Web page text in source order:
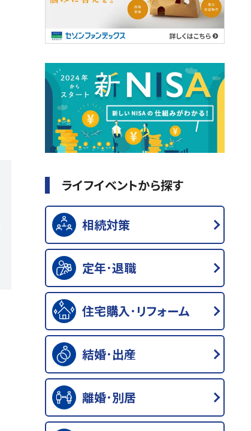
ライフイベントから探す
相続対策
定年･退職
住宅購入･リフォーム
結婚･出産
離婚･別居